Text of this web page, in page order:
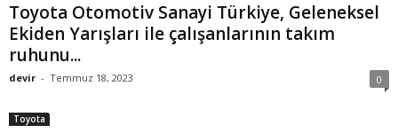
Toyota Otomotiv Sanayi Türkiye, Geleneksel
Ekiden Yarışları ile çalışanlarının takım
ruhunu...
devir - Temmuz 18, 2023 0
Toyota